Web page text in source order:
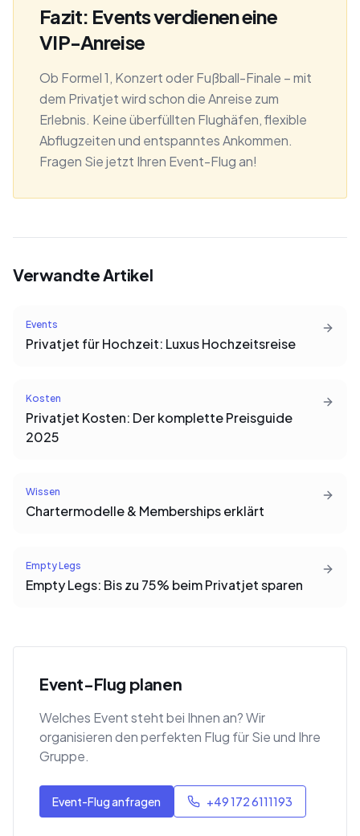
Fazit: Events verdienen eine
VIP-Anreise
Ob Formel 1, Konzert oder Fußball-Finale – mit
dem Privatjet wird schon die Anreise zum
Erlebnis. Keine überfüllten Flughäfen, flexible
Abflugzeiten und entspanntes Ankommen.
Fragen Sie jetzt Ihren Event-Flug an!
Verwandte Artikel
Events
Privatjet für Hochzeit: Luxus Hochzeitsreise
Kosten
Privatjet Kosten: Der komplette Preisguide
2025
Wissen
Chartermodelle & Memberships erklärt
Empty Legs
Empty Legs: Bis zu 75% beim Privatjet sparen
Event-Flug planen
Welches Event steht bei Ihnen an? Wir
organisieren den perfekten Flug für Sie und Ihre
Gruppe.
Event-Flug anfragen +49 172 6111193